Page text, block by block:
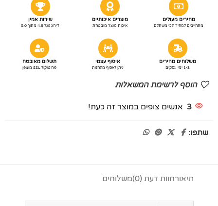
מחירים מעולים
מתחייבים למחיר הכי משתלם
מוצרים איכותיים
איכות מוצר מובטחת
שירות אמין
דירוג גוגל 4.9 מתוך 5.0
משלוחים מהירים
1-3 ימי עסקים
איסוף עצמי
ניתן לאסוף מהחנות
תשלום מאובטח
פרוטוקול SSL מוצפן
הוסף לרשימת המשאלות
3 אנשים צופים במוצר זה כעת!
שתפו:
תיאורחוות דעת (0) משלוחים